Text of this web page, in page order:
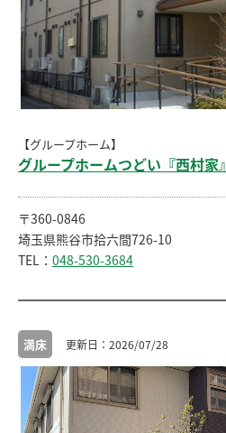
【グループホーム】
グループホームつどい『西村家』
〒360-0846
埼玉県熊谷市拾六間726-10
TEL： 048-530-3684
満床 2026/07/28